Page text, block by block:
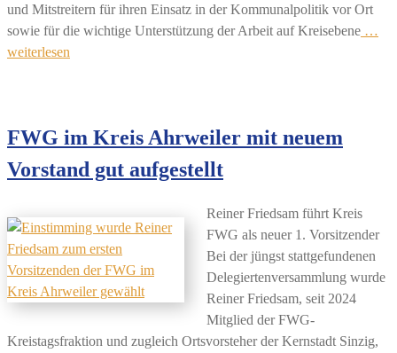
und Mitstreitern für ihren Einsatz in der Kommunalpolitik vor Ort
sowie für die wichtige Unterstützung der Arbeit auf Kreisebene …
weiterlesen
FWG im Kreis Ahrweiler mit neuem
Vorstand gut aufgestellt
Reiner Friedsam führt Kreis
FWG als neuer 1. Vorsitzender
Bei der jüngst stattgefundenen
Delegiertenversammlung wurde
Reiner Friedsam, seit 2024
Mitglied der FWG-
Kreistagsfraktion und zugleich Ortsvorsteher der Kernstadt Sinzig,